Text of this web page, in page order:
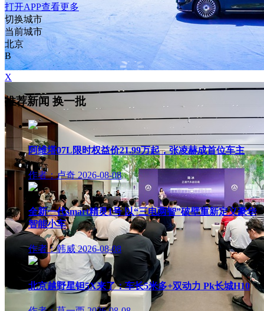
打开APP查看更多
切换城市
当前城市
北京
B
X
推荐新闻 换一批
阿维塔07L限时权益价21.99万起，张凌赫成首位车主
作者：卢奇 2026-08-08
全新一代smart精灵1号 以“三电两智”破壁重新定义豪华
智能小车
作者：韩威 2026-08-08
北京越野星钽5X来了：车长5米多+双动力 Pk长城H10